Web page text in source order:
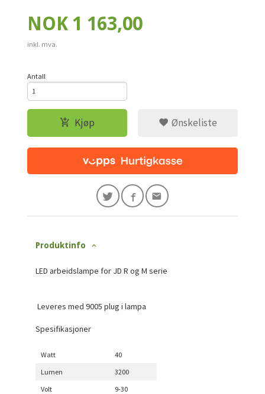
Pris
NOK 1 163,00
inkl. mva.
Antall
Kjøp Ønskeliste
Produktinfo
LED arbeidslampe for JD R og M serie
Leveres med 9005 plug i lampa
Spesifikasjoner
Watt
40
Lumen
3200
Volt
9-30